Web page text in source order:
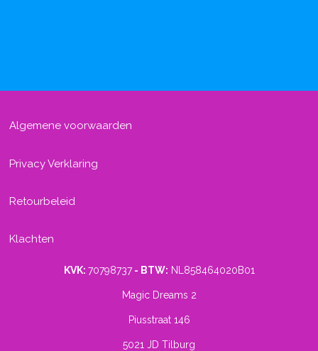
Algemene voorwaarden
Privacy Verklaring
Retourbeleid
Klachten
KVK: 70798737- BTW: NL858464020B01
Magic Dreams 2
Piusstraat 146
5021 JD Tilburg